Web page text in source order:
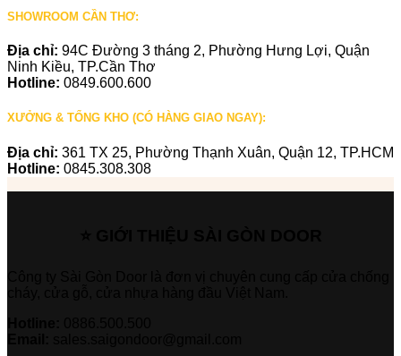
SHOWROOM CẦN THƠ:
Địa chỉ: 94C Đường 3 tháng 2, Phường Hưng Lợi, Quận
Ninh Kiều, TP.Cần Thơ
Hotline: 0849.600.600
XƯỞNG & TỔNG KHO (CÓ HÀNG GIAO NGAY):
Địa chỉ: 361 TX 25, Phường Thạnh Xuân, Quận 12, TP.HCM
Hotline: 0845.308.308